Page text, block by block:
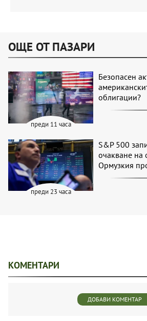
ОЩЕ ОТ ПАЗАРИ
преди 11 часа
Безопасен
облигации?
преди 23 часа
S&P 500
очакване на
Ормузкия
КОМЕНТАРИ
ДОБАВИ КОМЕНТАР